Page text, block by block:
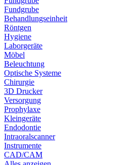
Fundgrube
Behandlungseinheit
Röntgen
Hygiene
Laborgeräte
Möbel
Beleuchtung
Optische Systeme
Chirurgie
3D Drucker
Versorgung
Prophylaxe
Kleingeräte
Endodontie
Intraoralscanner
Instrumente
CAD/CAM